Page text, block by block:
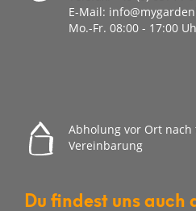
E-Mail:
Mo.-Fr. 08:00 - 17:00
Abholung vor Ort
Vereinbarung
Du findest uns auch